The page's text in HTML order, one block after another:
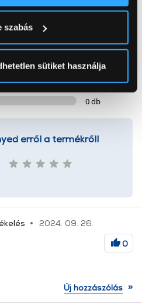
aRészletek
vagy visszavonhatja a
gépén tárol a rendszer. A
a cookie-k használatát.
és Adatvédelem
szabás
sütiket használja
3 db
0 db
0 db
0 db
erről a termékről!
2024. 09. 26.
0
Új hozzászólás »